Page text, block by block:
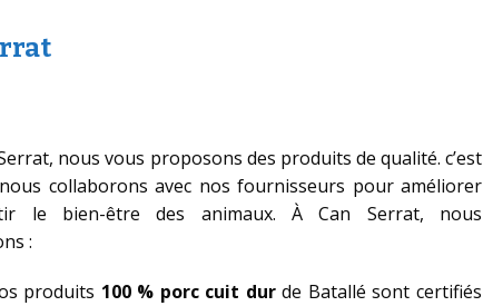
nous vous proposons des produits de qualité. c’est
collaborons avec nos fournisseurs pour améliorer
le bien-être des animaux. À Can Serrat, nous
:
produits 100 % porc cuit durde Batallé sont certifiés